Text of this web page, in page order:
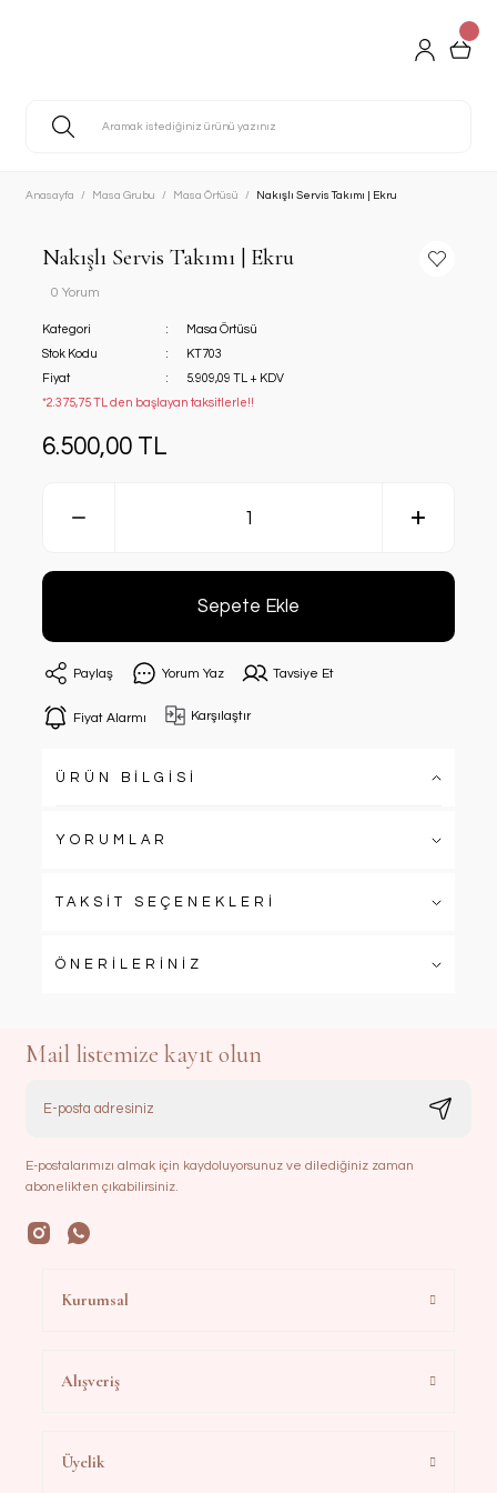
Anasayfa Masa Grubu Masa Örtüsü Nakışlı Servis Takımı | Ekru
Nakışlı Servis Takımı | Ekru
0 Yorum
Kategori
Masa Örtüsü
Stok Kodu
KT703
Fiyat
5.909,09 TL + KDV
*2.375,75 TL den başlayan taksitlerle!!
6.500,00 TL
Sepete Ekle
Paylaş Yorum Yaz Tavsiye Et
Fiyat Alarmı Karşılaştır
ÜRÜN BİLGİSİ
YORUMLAR
TAKSİT SEÇENEKLERİ
ÖNERİLERİNİZ
Mail listemize kayıt olun
E-postalarımızı almak için kaydoluyorsunuz ve dilediğiniz zaman
abonelikten çıkabilirsiniz.
Kurumsal
Alışveriş
Üyelik